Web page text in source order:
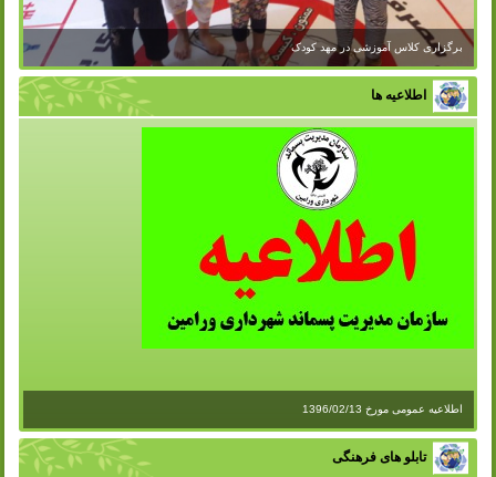
برگزاری کلاس آموزشی در مهد کودک
اطلاعیه ها
اطلاعیه عمومی مورخ 1396/02/13
تابلو های فرهنگی